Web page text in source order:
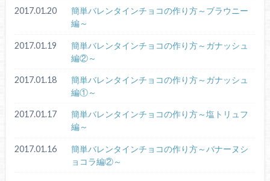
2017.01.20
簡単バレンタインチョコの作り方～ブラウニー
編～
2017.01.19
簡単バレンタインチョコの作り方～ガナッシュ
編②～
2017.01.18
簡単バレンタインチョコの作り方～ガナッシュ
編①～
2017.01.17
簡単バレンタインチョコの作り方～塩トリュフ
編～
2017.01.16
簡単バレンタインチョコの作り方～バナーヌシ
ョコラ編②～